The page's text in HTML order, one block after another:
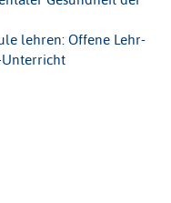
lehren: Offene Lehr-